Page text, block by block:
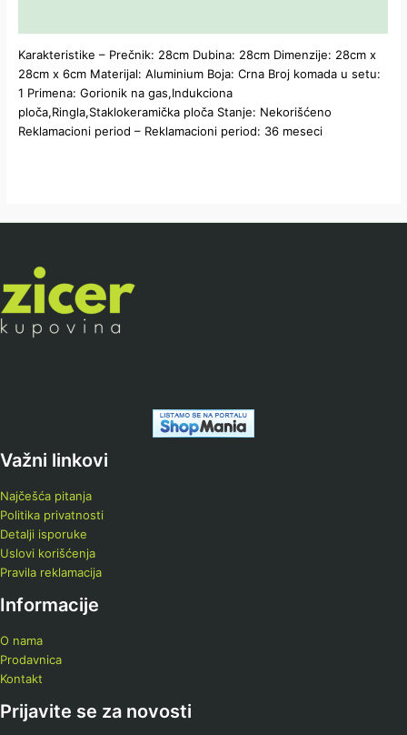
Karakteristike – Prečnik: 28cm Dubina: 28cm Dimenzije: 28cm x
28cm x 6cm Materijal: Aluminium Boja: Crna Broj komada u setu:
1 Primena: Gorionik na gas,Indukciona
ploča,Ringla,Staklokeramička ploča Stanje: Nekorišćeno
Reklamacioni period – Reklamacioni period: 36 meseci
Važni linkovi
Najčešća pitanja
Politika privatnosti
Detalji isporuke
Uslovi korišćenja
Pravila reklamacija
Informacije
O nama
Prodavnica
Kontakt
Prijavite se za novosti